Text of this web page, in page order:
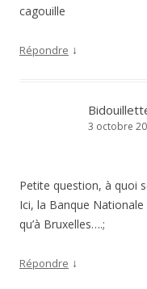
cagouille
Répondre ↓
3 octobre
Petite question, à quoi
Ici, la Banque
qu’à Bruxelles….;
Répondre ↓